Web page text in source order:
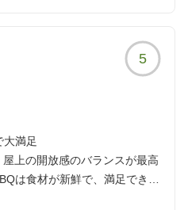
5
大満足
上の開放感のバランスが最高
は食材が新鮮で、満足できる
新しく清潔で、快適に過ごし